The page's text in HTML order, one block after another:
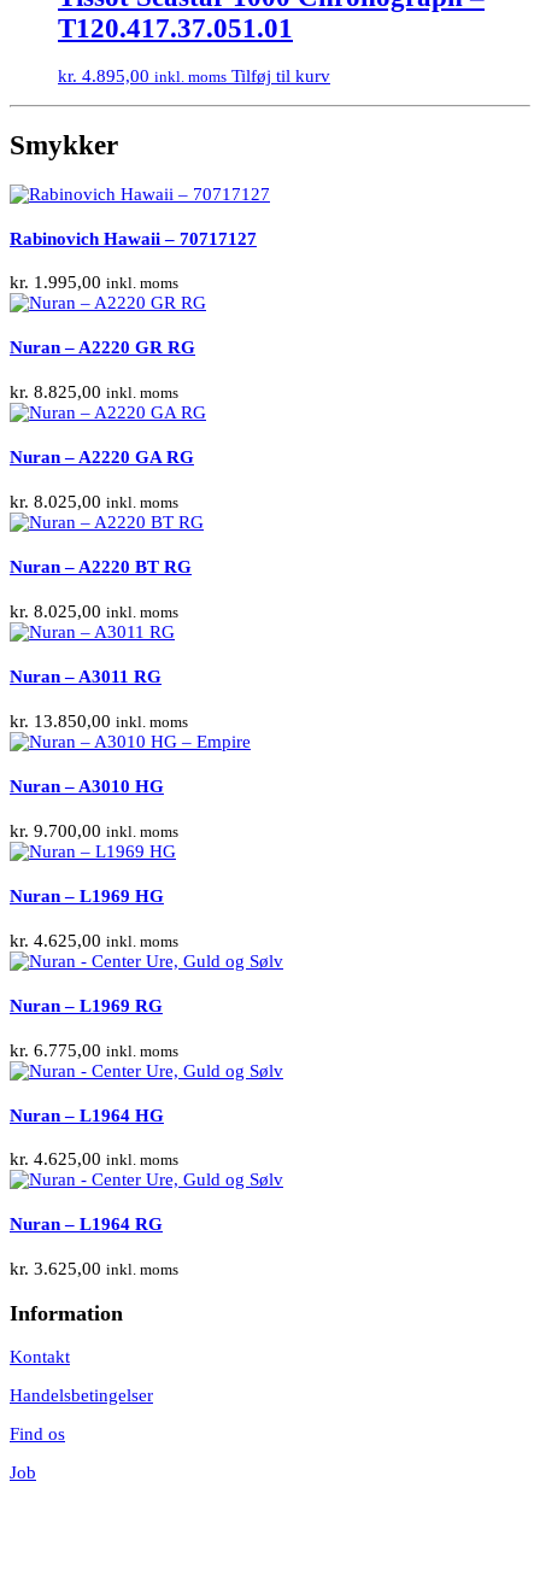
T120.417.37.051.01
kr. 4.895,00 inkl. moms Tilføj til kurv
Smykker
Rabinovich Hawaii – 70717127
kr. 1.995,00 inkl. moms
Nuran – A2220 GR RG
kr. 8.825,00 inkl. moms
Nuran – A2220 GA RG
kr. 8.025,00 inkl. moms
Nuran – A2220 BT RG
kr. 8.025,00 inkl. moms
Nuran – A3011 RG
kr. 13.850,00 inkl. moms
Nuran – A3010 HG
kr. 9.700,00 inkl. moms
Nuran – L1969 HG
kr. 4.625,00 inkl. moms
Nuran – L1969 RG
kr. 6.775,00 inkl. moms
Nuran – L1964 HG
kr. 4.625,00 inkl. moms
Nuran – L1964 RG
kr. 3.625,00 inkl. moms
Information
Kontakt
Handelsbetingelser
Find os
Job